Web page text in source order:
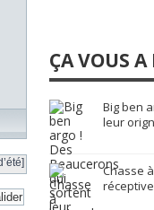
ÇA VOUS A
Big ben
leur
Chasse
réceptive